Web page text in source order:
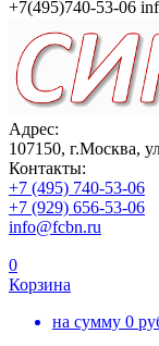
+7(495)740-53-06
Адрес:
107150, г.Москва,
Контакты:
+7 (495) 740-53-06
+7 (929) 656-53-06
info@fcbn.ru
0
Корзина
на сумму 0